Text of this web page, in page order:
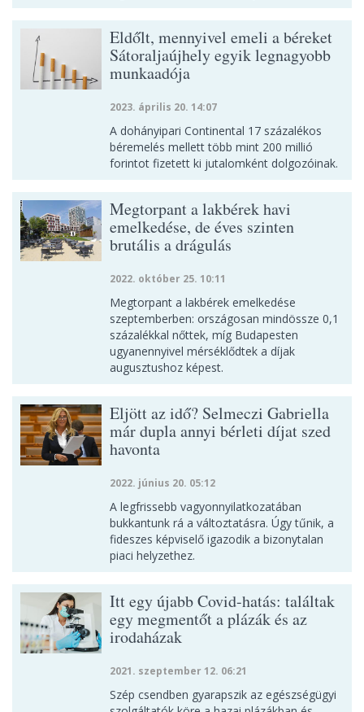
Eldőlt, mennyivel emeli a béreket
Sátoraljaújhely egyik legnagyobb
munkaadója
2023. április 20. 14:07
A dohányipari Continental 17 százalékos
béremelés mellett több mint 200 millió
forintot fizetett ki jutalomként dolgozóinak.
Megtorpant a lakbérek havi
emelkedése, de éves szinten
brutális a drágulás
2022. október 25. 10:11
Megtorpant a lakbérek emelkedése
szeptemberben: országosan mindössze 0,1
százalékkal nőttek, míg Budapesten
ugyanennyivel mérséklődtek a díjak
augusztushoz képest.
Eljött az idő? Selmeczi Gabriella
már dupla annyi bérleti díjat szed
havonta
2022. június 20. 05:12
A legfrissebb vagyonnyilatkozatában
bukkantunk rá a változtatásra. Úgy tűnik, a
fideszes képviselő igazodik a bizonytalan
piaci helyzethez.
Itt egy újabb Covid-hatás: találtak
egy megmentőt a plázák és az
irodaházak
2021. szeptember 12. 06:21
Szép csendben gyarapszik az egészségügyi